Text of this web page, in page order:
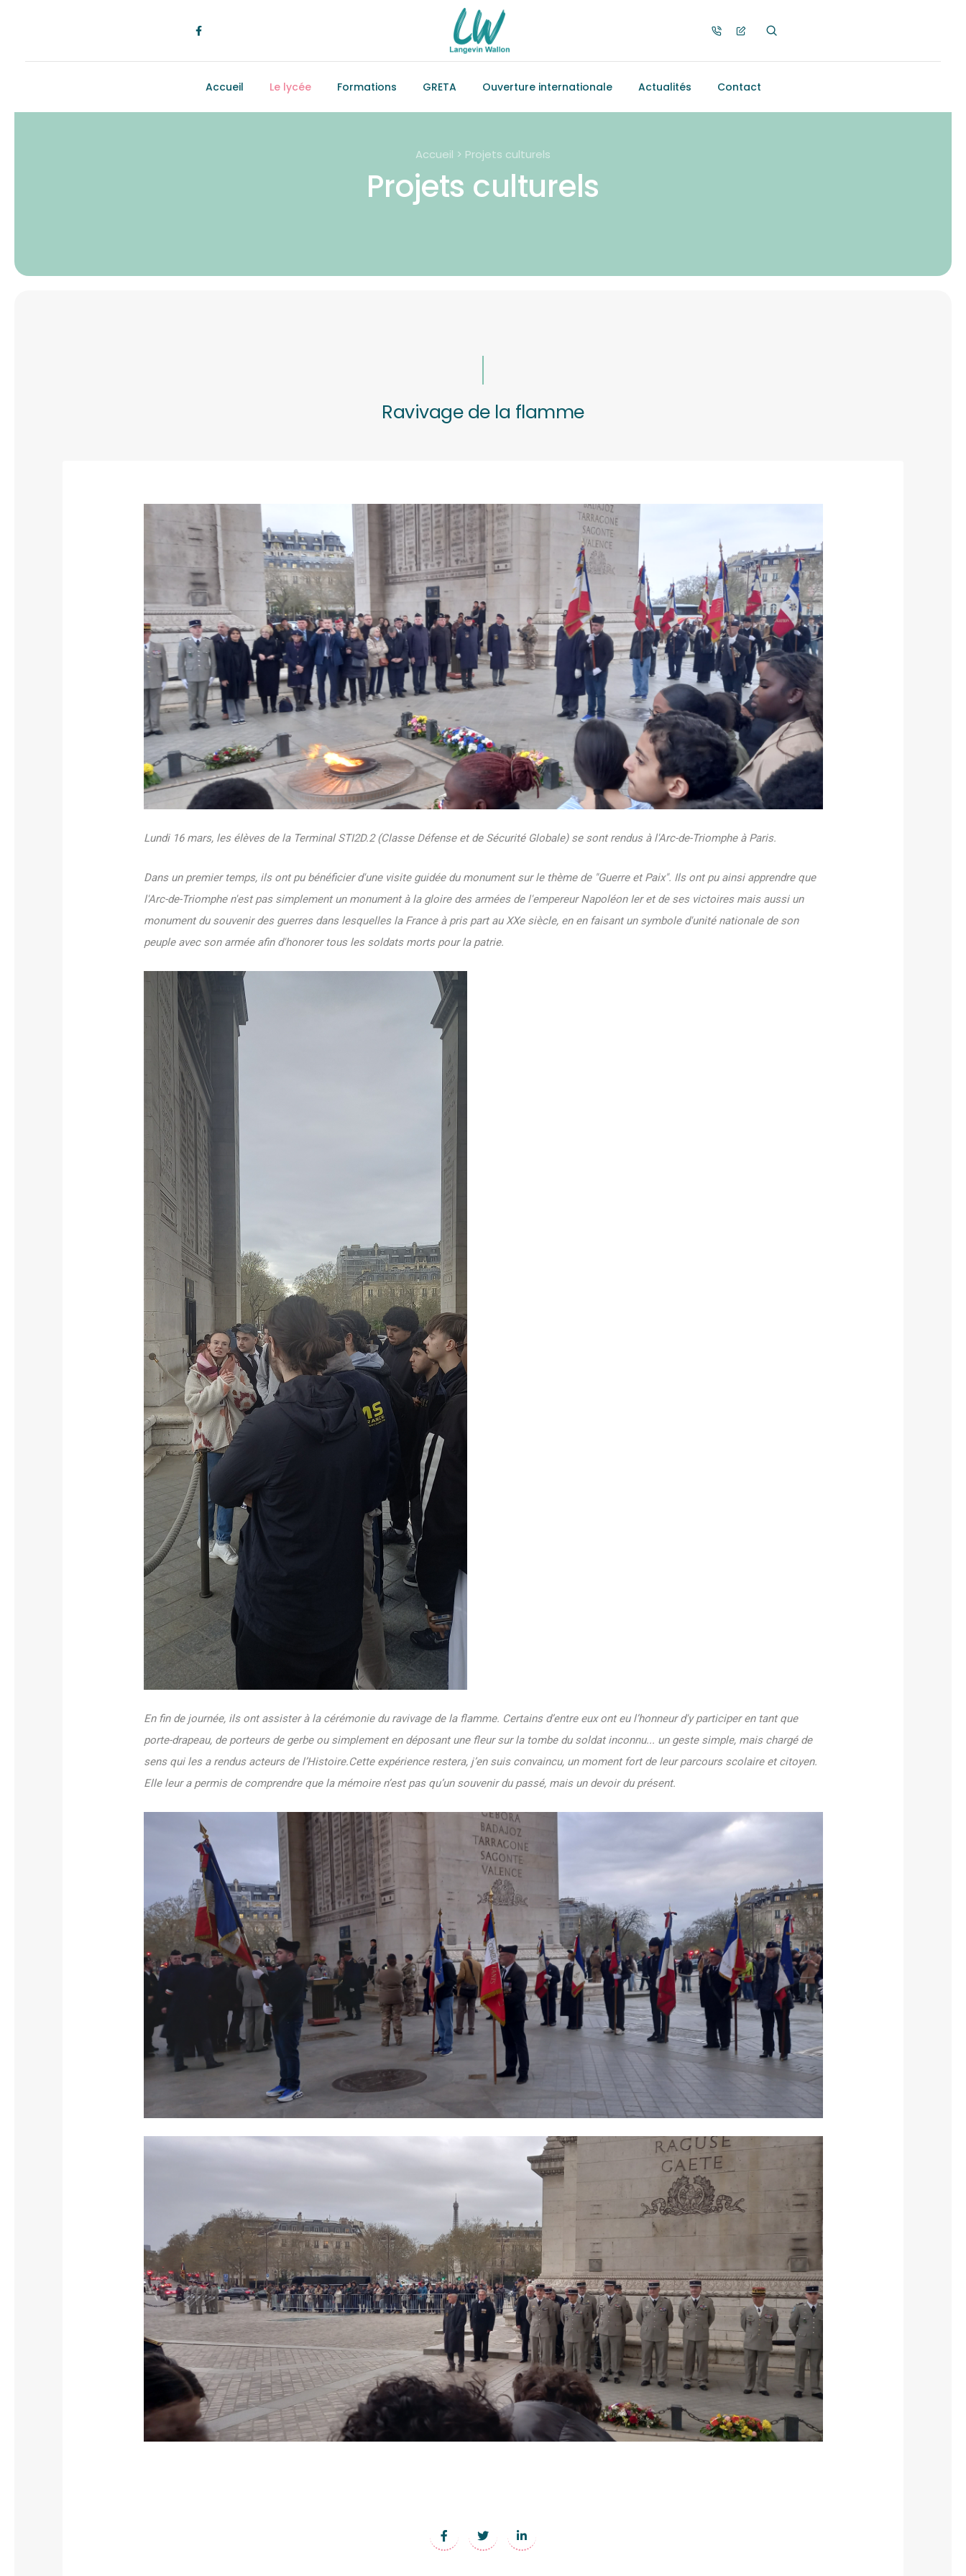
Accueil Le lycée Formations GRETA Ouverture internationale Actualités Contact
Accueil > Projets culturels
Projets culturels
Ravivage de la flamme
‌Lundi 16 mars, les élèves de la Terminal STI2D.2 (Classe Défense et de Sécurité Globale) se sont rendus à l'Arc-de-Triomphe à Paris.
Dans un premier temps, ils ont pu bénéficier d'une visite guidée du monument sur le thème de "Guerre et Paix". Ils ont pu ainsi apprendre que
l'Arc-de-Triomphe n'est pas simplement un monument à la gloire des armées de l'empereur Napoléon Ier et de ses victoires mais aussi un
monument du souvenir des guerres dans lesquelles la France à pris part au XXe siècle, en en faisant un symbole d'unité nationale de son
peuple avec son armée afin d'honorer tous les soldats morts pour la patrie.
En fin de journée, ils ont assister à la cérémonie du ravivage de la flamme. Certains d’entre eux ont eu l’honneur d'y participer en tant que
porte-drapeau, de porteurs de gerbe ou simplement en déposant une fleur sur la tombe du soldat inconnu... un geste simple, mais chargé de
sens qui les a rendus acteurs de l’Histoire.Cette expérience restera, j’en suis convaincu, un moment fort de leur parcours scolaire et citoyen.
Elle leur a permis de comprendre que la mémoire n’est pas qu’un souvenir du passé, mais un devoir du présent.